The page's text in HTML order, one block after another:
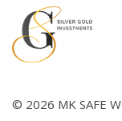
© 2026 MK SAFE